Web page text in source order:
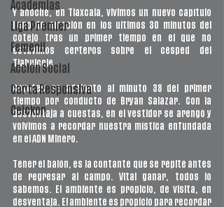
Academias
Liga Premier
Femenil
Acción Social
Carta Responsiva
Ceickor
Y anoche, en Tlaxcala, vivimos un nuevo capítulo
lleno de emoción en los últimos 30 minutos del
cotejo tras un primer tiempo en el que no
estuvimos certeros sobre el césped del
Tlahuicole.
Coyotes se adelantó al minuto 38 del primer
tiempo por conducto de Bryan Salazar. Con la
desventaja a cuestas, en el vestidor se arengó y
volvimos a recordar nuestra mística enfundada
en el ADN Minero.
Tener el balón, es la contante que se repite antes
de regresar al campo. Vital ganar, todos lo
sabemos. El ambiente es propicio, de visita, en
desventaja. El ambiente es propicio para recordar